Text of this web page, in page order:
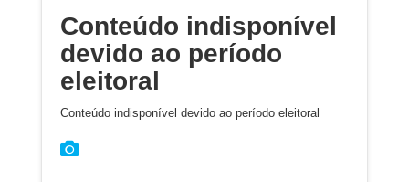
Conteúdo indisponível
devido ao período
eleitoral
Conteúdo indisponível devido ao período eleitoral